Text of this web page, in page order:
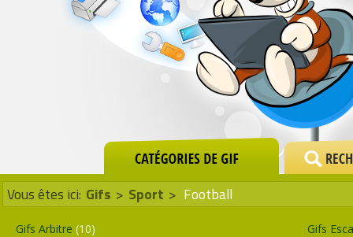
Vous êtes ici: Gifs > Sport > Football
Gifs Arbitre (10)
Gifs